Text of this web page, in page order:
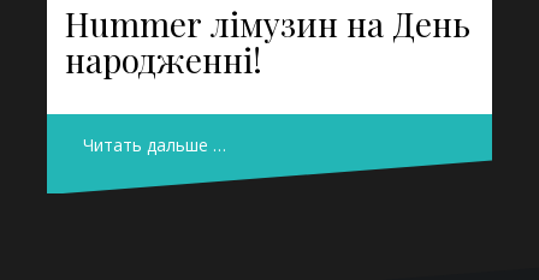
Hummer лімузин на День
народженні!
Читать дальше …